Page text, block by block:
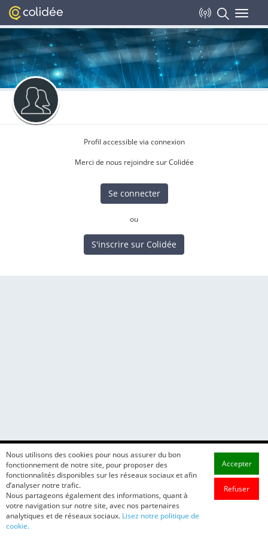
Toggle
Profil accessible via connexion
Merci de nous rejoindre sur Colidée
Se connecter
ou
S'inscrire sur Colidée
Nous utilisons des cookies pour nous assurer du bon
fonctionnement de notre site, pour proposer des
fonctionnalités disponibles sur les réseaux sociaux et afin
d’analyser notre trafic.
Nous partageons également des informations, quant à
votre navigation sur notre site, avec nos partenaires
analytiques et de réseaux sociaux. Lisez notre politique de
cookie.
Accepter
Refuser